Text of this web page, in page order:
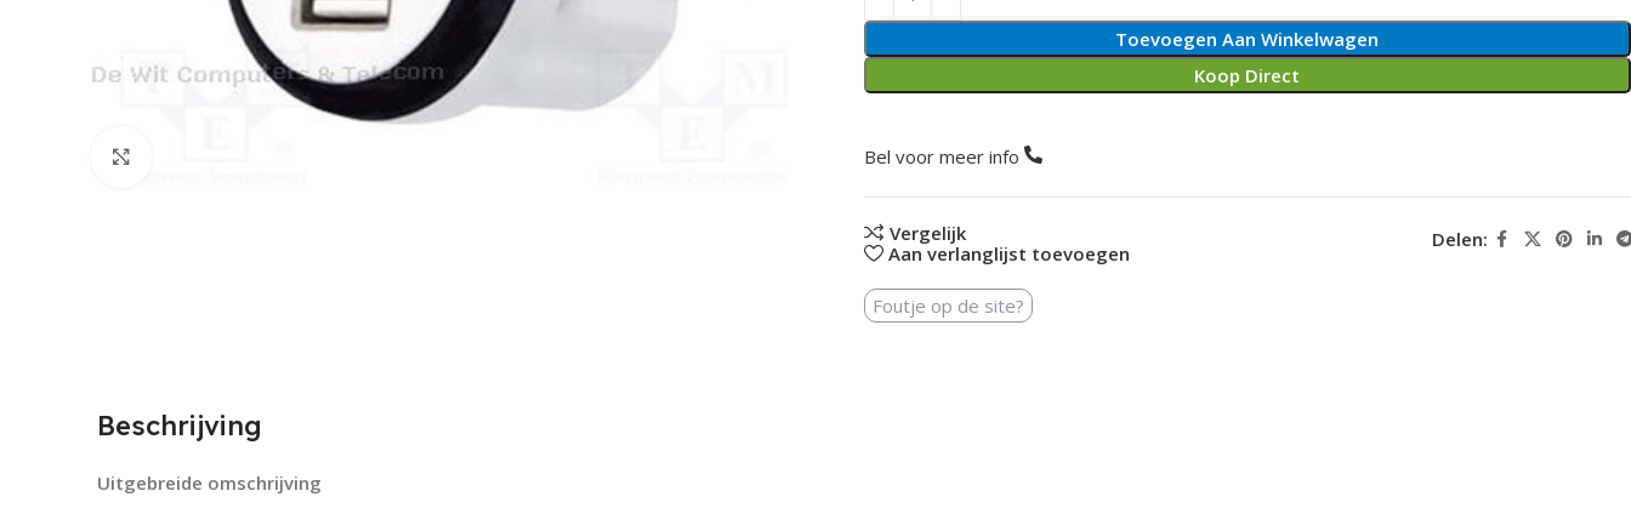
Toevoegen Aan Winkelwagen
Koop Direct
Bel voor meer info
Vergelijk
Aan verlanglijst toevoegen
Delen:
Foutje op de site?
Beschrijving
Uitgebreide omschrijving